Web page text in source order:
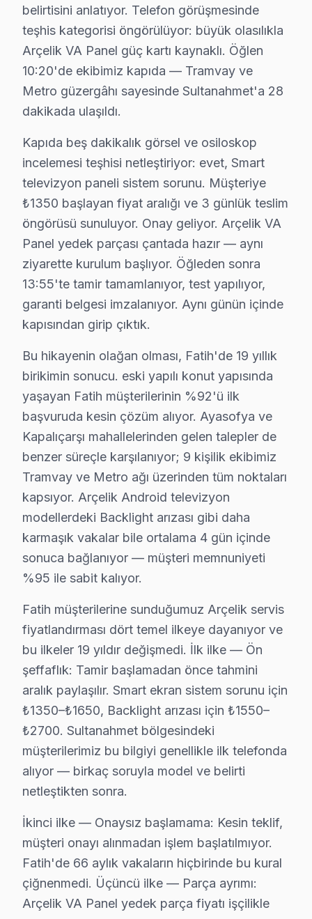
Yavuz Sultan Selim Arçelik Servis
Yavuz Sultan Selim sakinleri için Arçelik TV tamir
Yavuz Sultan Selim Arçelik Anakart Tamiri →
Yedikule Arçelik Servis
Zeyrek Arçelik Servis
Zeyrek'de Arçelik TV güç kartı kondansatör şişmesi en
Arçelik Ekran Değişimi →
Fatih Arçelik TV Servis Hizmet Bölgesi
Fatih bölgesine kapıya gelen Arçelik TV tamir servisi
Burak A. — Arçelik Servis Uzmanı
16 yıllık Arçelik TV tamir deneyimi. Fatih ve çevre ilçelere
· Arçelik fabrika servis sertifikası
· Orijinal ve OEM yedek parça tedarikçisi
· 2010'dan günümüze tüm Arçelik modelleri
Fatih Servis İstatistikleri
· Fatih'de 390+Arçelik TV tamiri
· Müşteri memnuniyeti
· Ortalama tamir süresi:
· Tüm işlemler2 yıl garantili
Bu sayfayla ilgili hizmet sayfaları:
↑ Arçelik Servis Ana Sayfası
↑ Fatih TV Servis Merkezi
belirtisini anlatıyor. Telefon görüşmesinde
teşhis kategorisi öngörülüyor: büyük olasılıkla
Arçelik VA Panel güç kartı kaynaklı. Öğlen
10:20'de ekibimiz kapıda — Tramvay ve
Metro güzergâhı sayesinde Sultanahmet'a 28
dakikada ulaşıldı.
Kapıda beş dakikalık görsel ve osiloskop
incelemesi teşhisi netleştiriyor: evet, Smart
televizyon paneli sistem sorunu. Müşteriye
₺1350 başlayan fiyat aralığı ve 3 günlük teslim
öngörüsü sunuluyor. Onay geliyor. Arçelik VA
Panel yedek parçası çantada hazır — aynı
ziyarette kurulum başlıyor. Öğleden sonra
13:55'te tamir tamamlanıyor, test yapılıyor,
garanti belgesi imzalanıyor. Aynı günün içinde
kapısından girip çıktık.
Bu hikayenin olağan olması, Fatih'de 19 yıllık
birikimin sonucu. eski yapılı konut yapısında
yaşayan Fatih müşterilerinin %92'ü ilk
başvuruda kesin çözüm alıyor. Ayasofya ve
Kapalıçarşı mahallelerinden gelen talepler de
benzer süreçle karşılanıyor; 9 kişilik ekibimiz
Tramvay ve Metro ağı üzerinden tüm noktaları
kapsıyor. Arçelik Android televizyon
modellerdeki Backlight arızası gibi daha
karmaşık vakalar bile ortalama 4 gün içinde
sonuca bağlanıyor — müşteri memnuniyeti
%95 ile sabit kalıyor.
Fatih müşterilerine sunduğumuz Arçelik servis
fiyatlandırması dört temel ilkeye dayanıyor ve
bu ilkeler 19 yıldır değişmedi. İlk ilke — Ön
şeffaflık: Tamir başlamadan önce tahmini
aralık paylaşılır. Smart ekran sistem sorunu için
₺1350–₺1650, Backlight arızası için ₺1550–
₺2700. Sultanahmet bölgesindeki
müşterilerimiz bu bilgiyi genellikle ilk telefonda
alıyor — birkaç soruyla model ve belirti
netleştikten sonra.
İkinci ilke — Onaysız başlamama: Kesin teklif,
müşteri onayı alınmadan işlem başlatılmıyor.
Fatih'de 66 aylık vakaların hiçbirinde bu kural
çiğnenmedi. Üçüncü ilke — Parça ayrımı:
Arçelik VA Panel yedek parça fiyatı işçilikle